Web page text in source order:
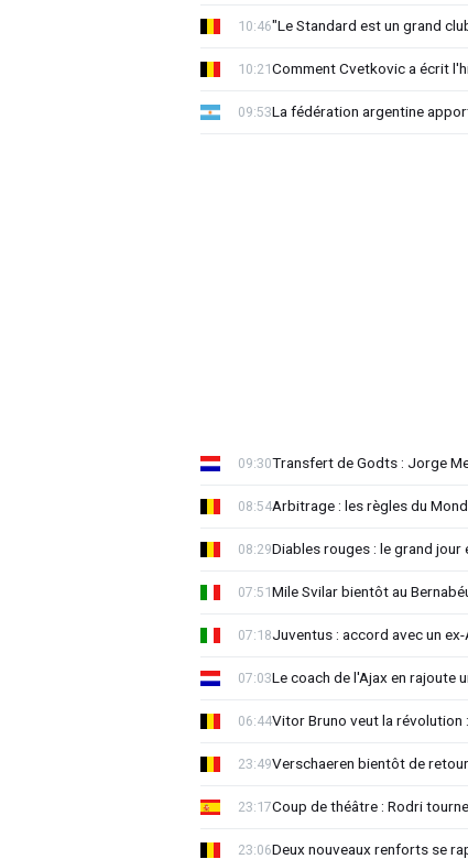
"Le Standard est un grand
10:46
Comment Cvetkovic a écrit
10:21
La fédération argentine
09:53
Transfert de Godts : Jorge
09:30
Arbitrage : les règles du
08:54
Diables rouges : le grand jour
08:29
Mile Svilar bientôt au
07:51
Juventus : accord avec un
07:18
Le coach de l'Ajax en rajoute
07:03
Vitor Bruno veut la
06:44
Verschaeren bientôt de
23:49
Coup de théâtre : Rodri
23:17
Deux nouveaux renforts se
23:06